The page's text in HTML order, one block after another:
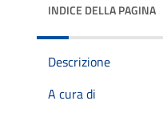
INDICE DELLA PAGINA
Descrizione
A cura di